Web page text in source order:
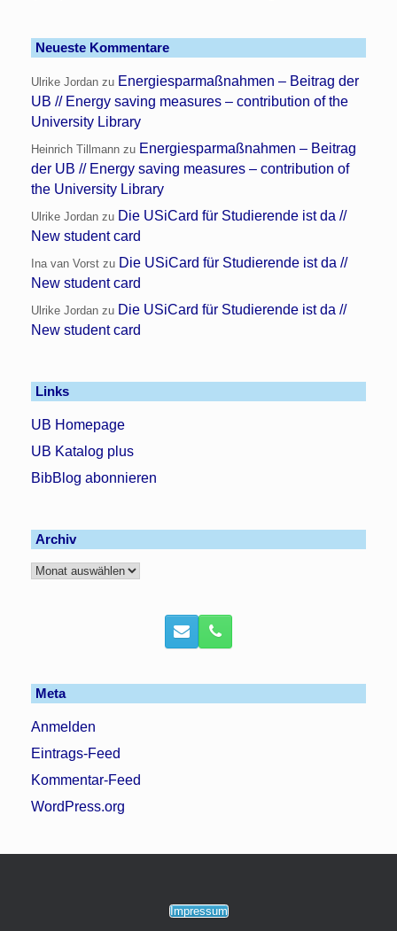
Neueste Kommentare
Ulrike Jordan zu Energiesparmaßnahmen – Beitrag der
UB // Energy saving measures – contribution of the
University Library
Heinrich Tillmann zu Energiesparmaßnahmen – Beitrag
der UB // Energy saving measures – contribution of
the University Library
Ulrike Jordan zu Die USiCard für Studierende ist da //
New student card
Ina van Vorst zu Die USiCard für Studierende ist da //
New student card
Ulrike Jordan zu Die USiCard für Studierende ist da //
New student card
Links
UB Homepage
UB Katalog plus
BibBlog abonnieren
Archiv
Archiv
Meta
Anmelden
Eintrags-Feed
Kommentar-Feed
WordPress.org
Impressum